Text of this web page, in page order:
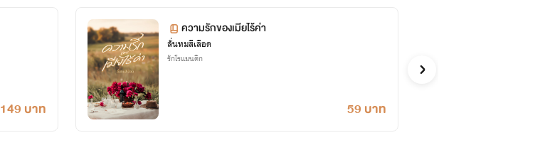
149 บาท
ความรักของเมียไร้ค่า
ลั่นทมสีเลือด
รักโรแมนติก
59 บาท